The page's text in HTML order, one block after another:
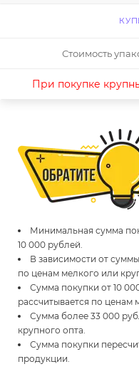
Стоимость
При покупке
Минимальная сумма
10 000 рублей.
В зависимости от
по ценам мелкого или
Сумма покупки от 10
рассчитывается по ценам
Сумма более 33 000
крупного опта.
Сумма покупки
продукции.